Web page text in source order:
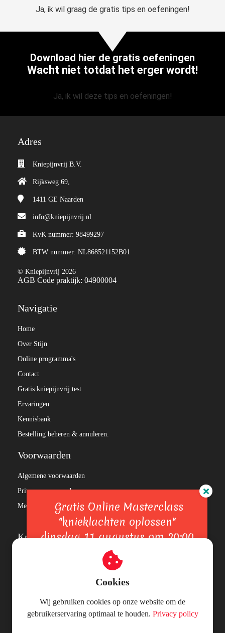
Ja, ik wil graag de gratis tips en oefeningen!
Download hier de gratis oefeningen
Wacht niet totdat het erger wordt!
Ja, ik wil deze tips en oefeningen!
Adres
Kniepijnvrij B.V.
Rijksweg 69,
1411 GE Naarden
info@kniepijnvrij.nl
KvK nummer: 98499297
BTW nummer: NL868521152B01
© Kniepijnvrij 2026
AGB Code praktijk: 04900004
Navigatie
Home
Over Stijn
Online programma's
Contact
Gratis kniepijnvrij test
Ervaringen
Kennisbank
Bestelling beheren & annuleren.
Voorwaarden
Algemene voorwaarden
Privacy voorwaarden
Medische Disclaimer & Gebruiksvoorwaarden
Kniepijn
Patellofemoraal Pijnsyndroom
De Runner’s knee
Knieholtepijn
Gratis Online Masterclass
"knieklachten oplossen"
dinsdag 11 augustus om 20:00
uur
✅ Ontdek waarom je knieklachten blijven terugkomen
Meld je gratis aan
Cookies
Wij gebruiken cookies op onze website om de
gebruikerservaring optimaal te houden. Privacy policy